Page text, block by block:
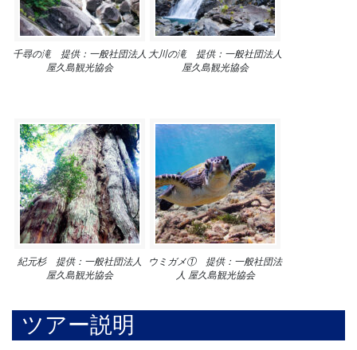
千尋の滝 提供：一般社団法人
屋久島観光協会
大川の滝 提供：一般社団法人
屋久島観光協会
紀元杉 提供：一般社団法人
屋久島観光協会
ウミガメ① 提供：一般社団法
人 屋久島観光協会
ツアー説明